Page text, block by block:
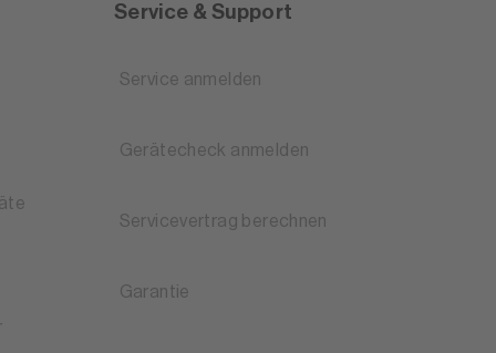
Service & Support
Service anmelden
Gerätecheck anmelden
Servicevertrag berechnen
Garantie